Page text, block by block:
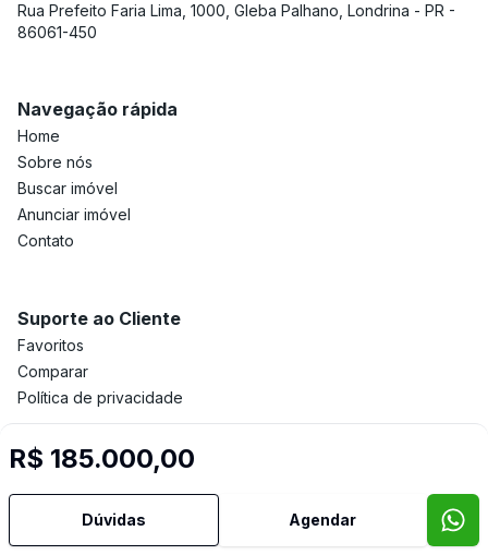
R$ 185.000,00
Dúvidas Agendar
Rua Prefeito Faria Lima, 1000, Gleba Palhano, Londrina - PR -
86061-450
Navegação rápida
Home
Sobre nós
Buscar imóvel
Anunciar imóvel
Contato
Suporte ao Cliente
Favoritos
Comparar
Política de privacidade
Selo de Tecnologia Loft